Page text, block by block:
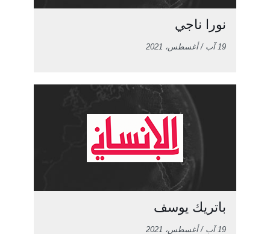
نورا ناجي
19 آب / أغسطس، 2021
باتريك يوسف
19 آب / أغسطس، 2021